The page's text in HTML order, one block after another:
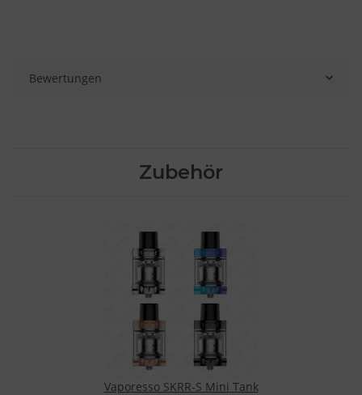
Bewertungen
Zubehör
Vaporesso SKRR-S Mini Tank